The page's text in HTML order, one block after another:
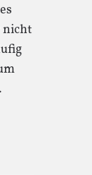
nicht